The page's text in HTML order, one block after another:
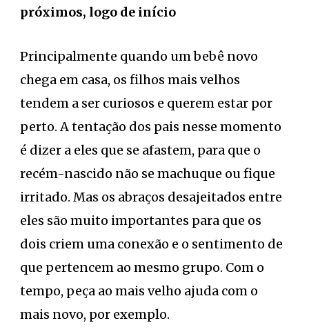
próximos, logo de início
Principalmente quando um bebê novo
chega em casa, os filhos mais velhos
tendem a ser curiosos e querem estar por
perto. A tentação dos pais nesse momento
é dizer a eles que se afastem, para que o
recém-nascido não se machuque ou fique
irritado. Mas os abraços desajeitados entre
eles são muito importantes para que os
dois criem uma conexão e o sentimento de
que pertencem ao mesmo grupo. Com o
tempo, peça ao mais velho ajuda com o
mais novo, por exemplo.